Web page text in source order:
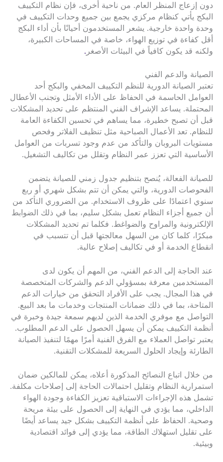
دون إزعاج المنظر العام. من ناحية أخرى، فإن نظام التكييف
البكج يأتي كنظام مركزي يجمع بين جميع وحدات التكييف في
وحدة واحدة خارجية. يشعر المستخدمون أحيانًا بأن أداء البكج
أقل كفاءة في توزيع الهواء، خاصة في المساحات الكبيرة،
ولكنه قد يكون كافياً في البيئات الأصغر .
الصيانة والدعم الفني
تعتبر الصيانة الدورية للنظم التكييف المخفي والبكج أحد
العوامل الحاسمة في الحفاظ على الأداء الأمثل وتجنب الأعطال
المحتملة. يساعد الإشراف الفني المنتظم على تحديد المشكلات
قبل أن تصبح خطيرة، مما يساهم في تحسين الكفاءة العامة
للنظام. تعد الأعمال الصباحية مثل تنظيف الفلاتر وفحص
مستويات البروبان والتأكد من عدم وجود تسربات من العوامل
الأساسية التي تعزز عمر النظام وتقلل من تكاليف التشغيل.
للصيانة الفعالة، يُنصح بتنظيم جدول زمني للصيانة يتضمن
الفحوصات الدورية، والتي يمكن أن تتم بشكل شهري أو ربع
سنوي اعتمادًا على ظروف الاستخدام. من الضروري التأكد من
أن جميع أجزاء النظام تعمل بشكل سليم، بما في ذلك الضوابط
الإلكترونية والمراوح والضواغط. فكلما تم تحديد المشكلات
مبكرًا، كلما كان من السهل معالجتها قبل أن تتسبب في
انقطاع الخدمة أو في تكاليف إصلاح عالية.
عند الحاجة إلى الدعم الفني، من المهم أن يكون لدى
المستخدمين معرفة بمسؤولي الدعم والشركات المتخصصة
في هذا المجال. يجب على الأفراد التحقق من خيارات الدعم
المتاحة، بما في ذلك ضمانات المنتجات وخدمات ما بعد البيع.
التواصل مع موفري الخدمة الذين لديهم سمعة جيدة وخبرة في
أنظمة التكييف يمكن أن يسهل الحصول على الدعم المطلوب.
يعتبر تواصل العملاء مع الفرق الفنية أمرًا مهمًا لتنفيذ الصيانة
الطارئة وإيجاد الحلول السريعة للمشكلات التقنية.
من خلال اتباع النصائح المذكورة أعلاه، يمكن للمالكين ضمان
استمرارية النظام وتقليل احتمالات الحاجة إلى إصلاحات مكلفة.
تشمل هذه الإجراءات الاستباقية تعزيز الكفاءة وجودة الهواء
الداخلي، مما يؤدي في النهاية إلى الحصول على بيئة مريحة
وصحية. الحفاظ على أنظمة التكييف بشكل جيد يساعد أيضًا
على تقليل استهلاك الطاقة، مما يؤدي إلى فوائد اقتصادية
وبيئية.